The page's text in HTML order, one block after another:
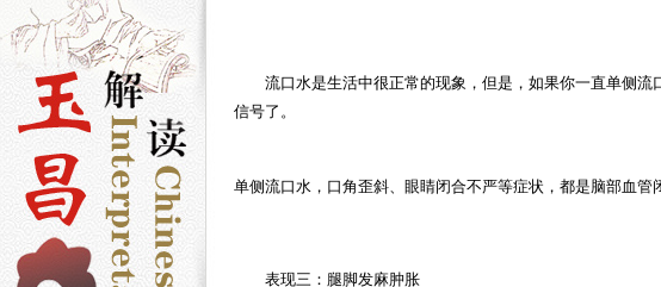
流口水是生活中很正常的现象，但是，如果你一直单侧
信号了。
单侧流口水，口角歪斜、眼睛闭合不严等症状，都是脑部血管
表现三：腿脚发麻肿胀